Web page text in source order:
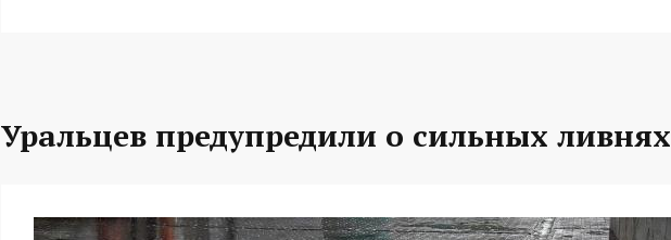
Уральцев предупредили о сильных ливнях